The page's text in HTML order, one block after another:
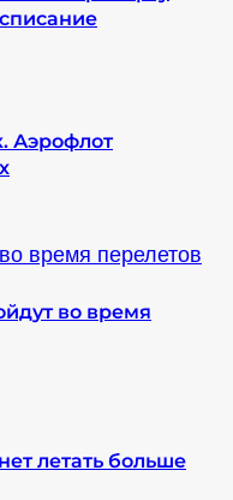
Аэрофлот
во время
летать больше